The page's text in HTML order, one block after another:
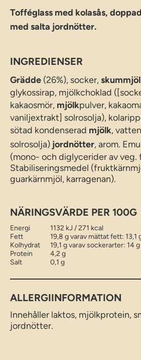
Tofféglass med kolasås,
med salta jordnötter.
INGREDIENSER
Grädde (26%), socker,
glykossirap, mjölkchoklad
kakaosmör, mjölkpulver,
vaniljextrakt] solrosolja),
sötad kondenserad mjölk,
solrosolja) jordnötter, arom.
(mono- och diglycerider av veg.
Stabiliseringsmedel
guarkärnmjöl, karragenan).
NÄRINGSVÄRDE PER 100G
Energi
1132 kJ / 271 kcal
Fett
19,8 g varav mättat fett: 13,1
Kolhydrat
19,1 g varav sockerarter: 14 g
Protein
4,2 g
Salt
0,1 g
ALLERGIINFORMATION
Innehåller laktos, mjölkprotein,
jordnötter.